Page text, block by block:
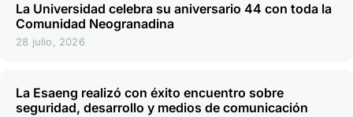
La Universidad celebra su aniversario 44 con toda la
Comunidad Neogranadina
28 julio, 2026
La Esaeng realizó con éxito encuentro sobre
seguridad, desarrollo y medios de comunicación